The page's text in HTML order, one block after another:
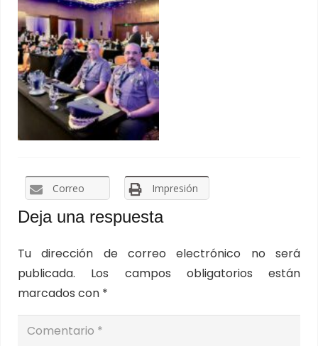
Correo Impresión
Deja una respuesta
Tu dirección de correo electrónico no será
publicada.
Los campos obligatorios están
marcados con *